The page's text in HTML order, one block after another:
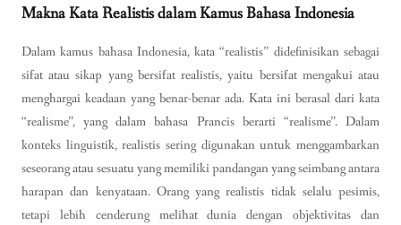
Makna Kata Realistis dalam Kamus Bahasa Indonesia
Dalam kamus bahasa Indonesia, kata “realistis” didefinisikan sebagai
sifat atau sikap yang bersifat realistis, yaitu bersifat mengakui atau
menghargai keadaan yang benar-benar ada. Kata ini berasal dari kata
“realisme”, yang dalam bahasa Prancis berarti “realisme”. Dalam
konteks linguistik, realistis sering digunakan untuk menggambarkan
seseorang atau sesuatu yang memiliki pandangan yang seimbang antara
harapan dan kenyataan. Orang yang realistis tidak selalu pesimis,
tetapi lebih cenderung melihat dunia dengan objektivitas dan